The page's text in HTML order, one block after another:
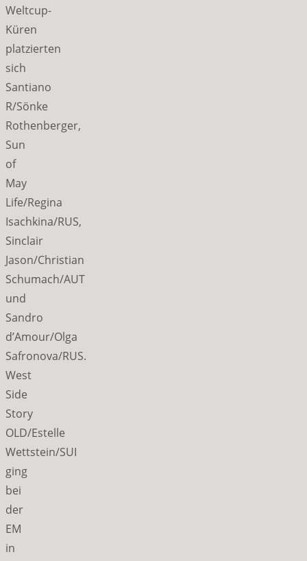
Weltcup-
Küren
platzierten
sich
Santiano
R/Sönke
Rothenberger,
Sun
of
May
Life/Regina
Isachkina/RUS,
Sinclair
Jason/Christian
Schumach/AUT
und
Sandro
d’Amour/Olga
Safronova/RUS.
West
Side
Story
OLD/Estelle
Wettstein/SUI
ging
bei
der
EM
in